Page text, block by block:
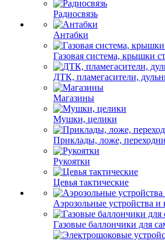
Радиосвязь
Антабки
Газовая система, крышки
ДТК, пламегасители,
Магазины
Мушки, целики
Приклады, ложе,
Рукоятки
Цевья тактические
Аэрозольные устройства
Газовые баллончики для